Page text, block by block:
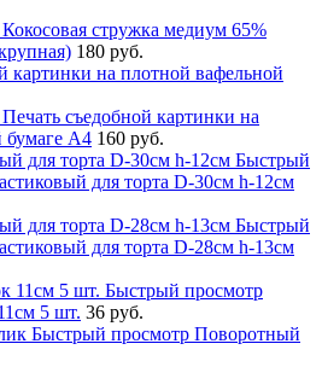
Кокосовая стружка медиум 65%
180 руб.
Печать съедобной картинки на
бумаге А4 160 руб.
Быстрый
для торта D-30см h-12см
Быстрый
для торта D-28см h-13см
Быстрый просмотр
5 шт. 36 руб.
Быстрый просмотр Поворотный